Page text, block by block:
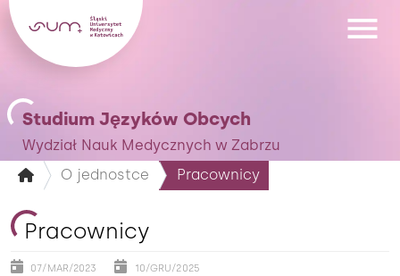
Studium Języków Obcych
Wydział Nauk Medycznych w Zabrzu
O jednostce
Pracownicy
Pracownicy
07/MAR/2023 10/GRU/2025